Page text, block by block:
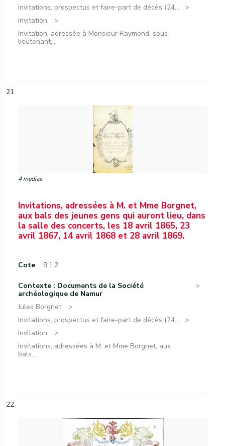
Invitations, prospectus et faire-part de décès (24...
Invitation.
Invitation, adressée à Monsieur Raymond, sous-
lieutenant,...
21
4 medias
Invitations, adressées à M. et Mme Borgnet,
aux bals des jeunes gens qui auront lieu, dans
la salle des concerts, les 18 avril 1865, 23
avril 1867, 14 avril 1868 et 28 avril 1869.
Cote 9.1.2
Contexte : Documents de la Société
archéologique de Namur
Jules Borgnet.
Invitations, prospectus et faire-part de décès (24...
Invitation.
Invitations, adressées à M. et Mme Borgnet, aux
bals...
22